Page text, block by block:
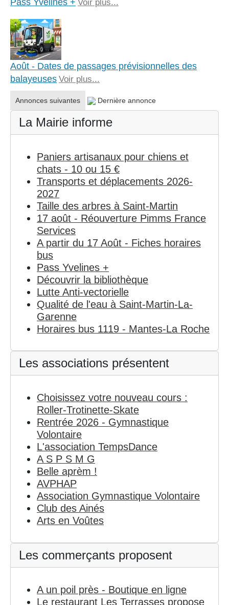
Pass Yvelines + Voir plus...
Août - Dates de passages prévisionnelles des
balayeuses Voir plus...
Annonces suivantes Dernière annonce
La Mairie informe
Paniers artisanaux pour chiens et
chats - 10 ou 15 €
Transports et déplacements 2026-
2027
Taille des arbres à Saint-Martin
17 août - Réouverture Pimms France
Services
A partir du 17 Août - Fiches horaires
bus
Pass Yvelines +
Découvrir la bibliothèque
Lutte Anti-vectorielle
Qualité de l'eau à Saint-Martin-La-
Garenne
Horaires bus 1119 - Mantes-La Roche
Les associations présentent
Choisissez votre nouveau cours :
Roller-Trotinette-Skate
Rentrée 2026 - Gymnastique
Volontaire
L'association TempsDance
A S P S M G
Belle aprèm !
AVPHAP
Association Gymnastique Volontaire
Club des Ainés
Arts en Voûtes
Les commerçants proposent
A un poil près - Boutique en ligne
Le restaurant Les Terrasses propose